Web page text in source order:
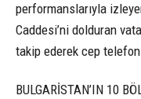
performanslarıyla
Caddesi’ni dolduran
takip ederek cep
BULGARİSTAN’IN 10